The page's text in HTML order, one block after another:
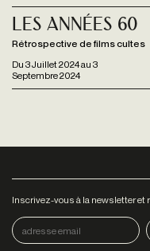
Du 3 Juillet 2024au 3
Septembre 2024
Les Années 60
Rétrospective de films cultes
Inscrivez-vous à la newsletter et